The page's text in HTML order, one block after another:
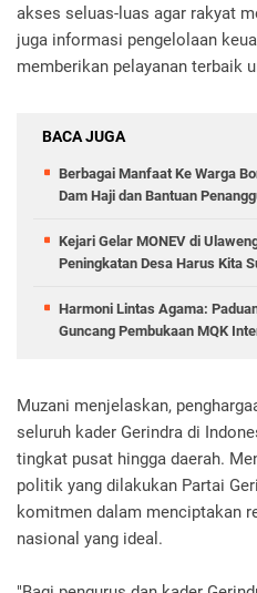
akses seluas-luas agar rakyat
juga informasi pengelolaan
memberikan pelayanan terbaik
BACA JUGA
Berbagai Manfaat Ke Warga
Dam Haji dan Bantuan
Kejari Gelar MONEV di
Peningkatan Desa Harus Kita
Harmoni Lintas Agama:
Guncang Pembukaan MQK
Muzani menjelaskan,
seluruh kader Gerindra di
tingkat pusat hingga daerah.
politik yang dilakukan Partai
komitmen dalam menciptakan
nasional yang ideal.